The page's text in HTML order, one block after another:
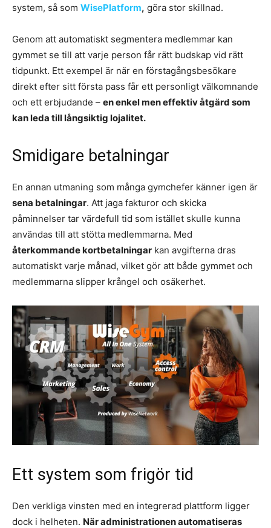
system, så som WisePlatform, göra stor skillnad.
Genom att automatiskt segmentera medlemmar kan
gymmet se till att varje person får rätt budskap vid rätt
tidpunkt. Ett exempel är när en förstagångsbesökare
direkt efter sitt första pass får ett personligt välkomnande
och ett erbjudande – en enkel men effektiv åtgärd som
kan leda till långsiktig lojalitet.
Smidigare betalningar
En annan utmaning som många gymchefer känner igen är
sena betalningar. Att jaga fakturor och skicka
påminnelser tar värdefull tid som istället skulle kunna
användas till att stötta medlemmarna. Med
återkommande kortbetalningar kan avgifterna dras
automatiskt varje månad, vilket gör att både gymmet och
medlemmarna slipper krångel och osäkerhet.
Ett system som frigör tid
Den verkliga vinsten med en integrerad plattform ligger
dock i helheten. När administrationen automatiseras